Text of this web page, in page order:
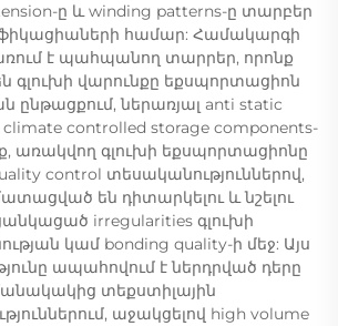
ը և winding patterns-ը տարբեր
համար: Համակարգի
է պահպանող տարրեր, որոնք
գլուխի վարունքը եքսպորտացիոն
ընթացքում, ներառյալ anti static
controlled storage components-
առակվող գլուխի եքսպորտացիոնը
control տեսականություններով,
են դիտարկելու և նշելու
irregularities գլուխի
կամ bonding quality-ի մեջ: Այս
ապահովում է ներդրված դերը
տեքստիլային
աջակցելով high volume